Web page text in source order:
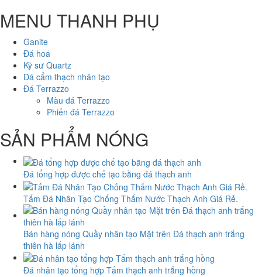
MENU THANH PHỤ
Ganite
Đá hoa
Kỹ sư Quartz
Đá cẩm thạch nhân tạo
Đá Terrazzo
Màu đá Terrazzo
Phiến đá Terrazzo
SẢN PHẨM NÓNG
Đá tổng hợp được chế tạo bằng đá thạch anh
Tấm Đá Nhân Tạo Chống Thấm Nước Thạch Anh Giá Rẻ.
Bán hàng nóng Quầy nhân tạo Mặt trên Đá thạch anh trắng
thiên hà lấp lánh
Đá nhân tạo tổng hợp Tấm thạch anh trắng hồng